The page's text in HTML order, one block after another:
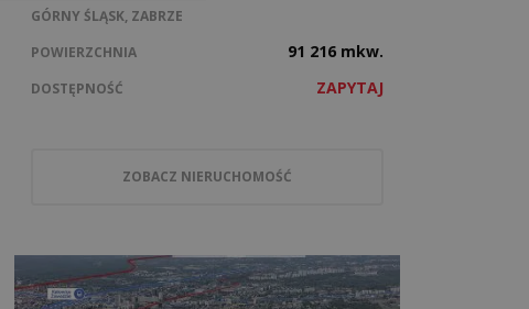
GÓRNY ŚLĄSK, ZABRZE
POWIERZCHNIA
91 216 mkw.
DOSTĘPNOŚĆ ZAPYTAJ
ZOBACZ NIERUCHOMOŚĆ